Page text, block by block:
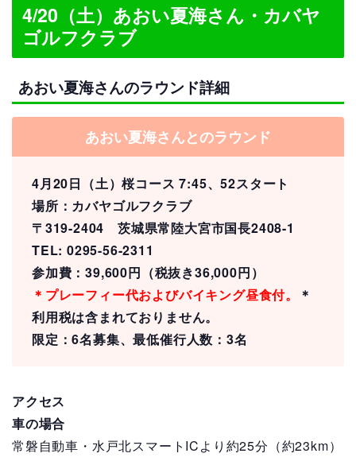
4/20（土）あおい夏海さん・カバヤ
ゴルフクラブ
あおい夏海さんのラウンド詳細
あおい夏海さんとのラウンド
4月20日（土）桜コース 7:45、52スタート
場所：カバヤゴルフクラブ
〒319-2404 茨城県常陸大宮市国長2408-1
TEL: 0295-56-2311
参加費：39,600円（税抜き36,000円）
＊プレーフィー代およびバイキング昼食付。
＊
利用税は含まれておりません。
限定：6名募集、最低催行人数：3名
アクセス
車の場合
常磐自動車・水戸北スマートICより約25分（約23km）